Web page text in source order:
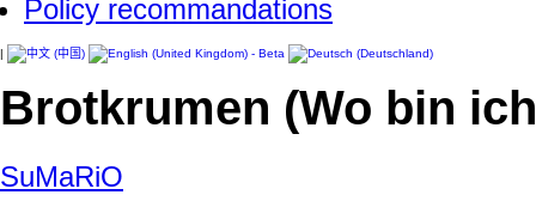
Policy recommandations
|
Brotkrumen (Wo bin
SuMaRiO